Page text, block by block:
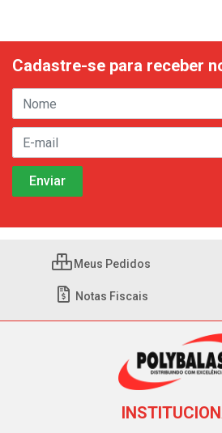
Cadastre-se para receber
Meus Pedidos
Notas Fiscais